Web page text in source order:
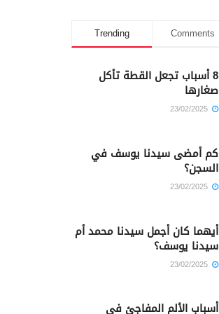
Trending Comments
8 أسباب تجعل القطة تأكل
صغارها
كم أمضى سيدنا يوسف في
السجن؟
أيهما كان أجمل سيدنا محمد أم
سيدنا يوسف؟
أسباب الألم المفاجئ في